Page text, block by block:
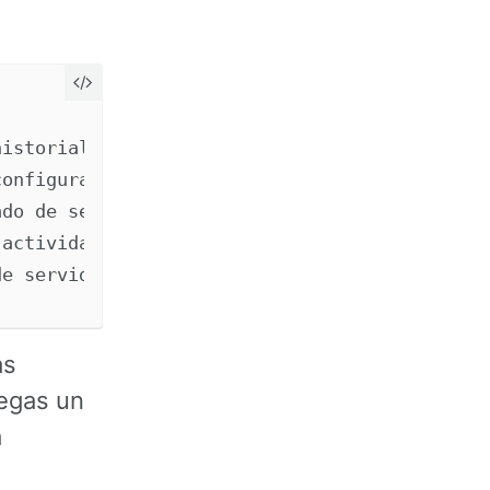
de comandos
del usuario
de sesión
un